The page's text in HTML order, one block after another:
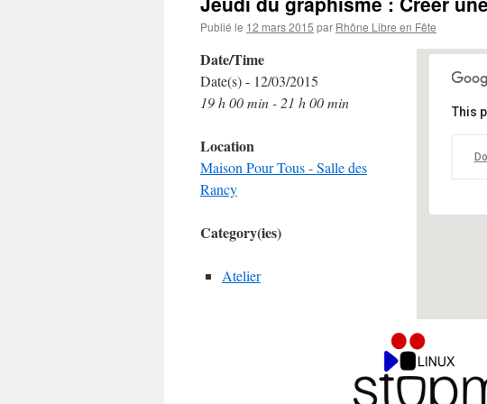
Publié le 12 mars 2015 par Rhône Libre en Fête
This
Date/Time
Date(s) - 12/03/2015
19 h 00 min - 21 h 00 min
Location
Maison Pour Tous - Salle des
Rancy
Category(ies)
Atelier